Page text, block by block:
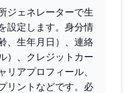
ジェネレーターで生
設定します。身分情
、生年月日）、連絡
）、クレジットカー
リアプロフィール、
リントなどです。必